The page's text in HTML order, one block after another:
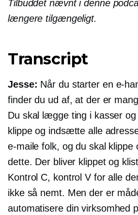
Tilbuddet nævnt i denne
længere tilgængeligt.
Transcript
Jesse: Når du starter en e-
finder du ud af, at der er
Du skal lægge ting i kasser
klippe og indsætte alle
e-maile folk, og du skal
dette. Der bliver klippet og
Kontrol C, kontrol V for alle
ikke så nemt. Men der er
automatisere din virksomhed